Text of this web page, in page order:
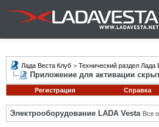
Лада Веста Клуб > Технический раздел Лада
Приложение для активации
Регистрация Справка
Электрооборудование LADA Vesta Все